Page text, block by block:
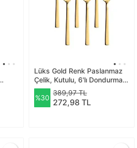
Lüks Gold Renk Paslanmaz
Çelik, Kutulu, 6'lı Dondurma
Kaşığı Ve Tatlı Kaşığı
%30
389,97 TL
272,98 TL